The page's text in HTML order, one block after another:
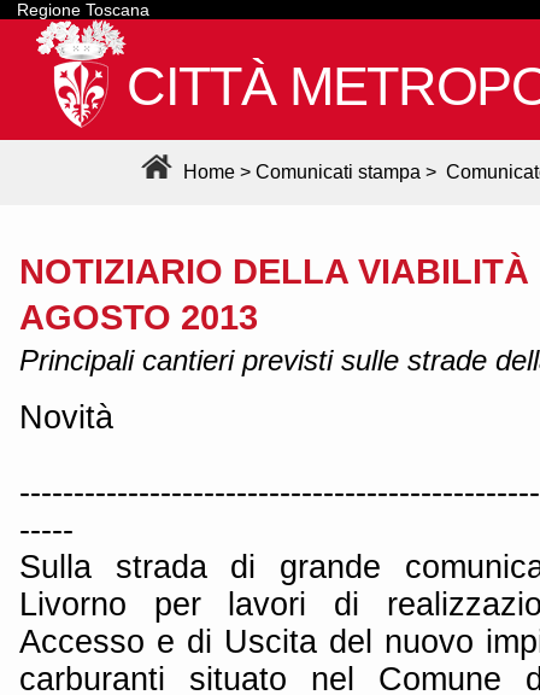
Regione Toscana
CITTÀ
Home > Comunicati stampa >
NOTIZIARIO DELLA VIABILITÀ
AGOSTO 2013
Principali cantieri previsti sulle strade
Novità
-----
Sulla strada di grande
Livorno per lavori di
Accesso e di Uscita del nuovo
carburanti situato nel Comune